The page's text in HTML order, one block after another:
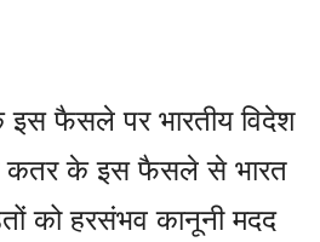
फैसले पर भारतीय विदेश
कतर के इस फैसले से भारत
को हरसंभव कानूनी मदद